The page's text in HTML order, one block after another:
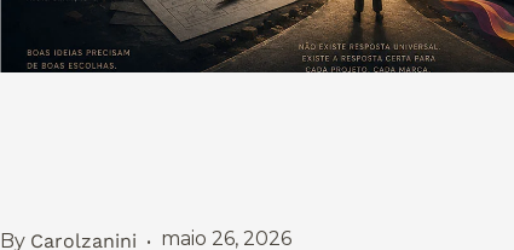
By Carolzanini maio 26, 2026